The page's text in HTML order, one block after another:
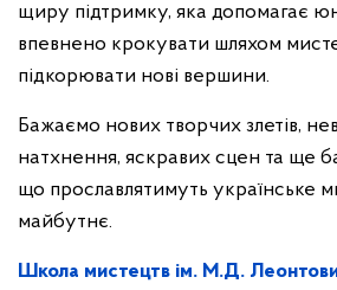
щиру підтримку, яка допомагає
впевнено крокувати шляхом
підкорювати нові вершини.
Бажаємо нових творчих злетів,
натхнення, яскравих сцен та ще
що прославлятимуть українське
майбутнє.
Школа мистецтв ім. М.Д.